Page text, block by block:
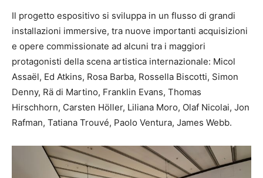
Il progetto espositivo si sviluppa in un flusso di grandi
installazioni immersive, tra nuove importanti acquisizioni
e opere commissionate ad alcuni tra i maggiori
protagonisti della scena artistica internazionale: Micol
Assaël, Ed Atkins, Rosa Barba, Rossella Biscotti, Simon
Denny, Rä di Martino, Franklin Evans, Thomas
Hirschhorn, Carsten Höller, Liliana Moro, Olaf Nicolai, Jon
Rafman, Tatiana Trouvé, Paolo Ventura, James Webb.